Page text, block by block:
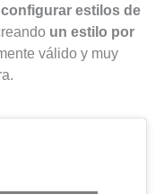
estilos de
un estilo por
válido y muy